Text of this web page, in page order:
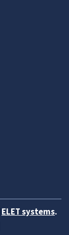
ELET systems.